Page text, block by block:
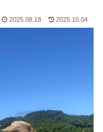
2025.08.18 2025.10.04